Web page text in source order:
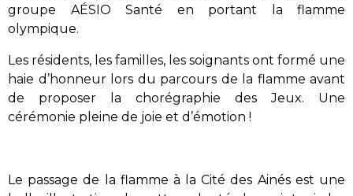
groupe AÉSIO Santé en portant la flamme
olympique.
Les résidents, les familles, les soignants ont formé une
haie d’honneur lors du parcours de la flamme avant
de proposer la chorégraphie des Jeux. Une
cérémonie pleine de joie et d’émotion !
Le passage de la flamme à la Cité des Ainés est une